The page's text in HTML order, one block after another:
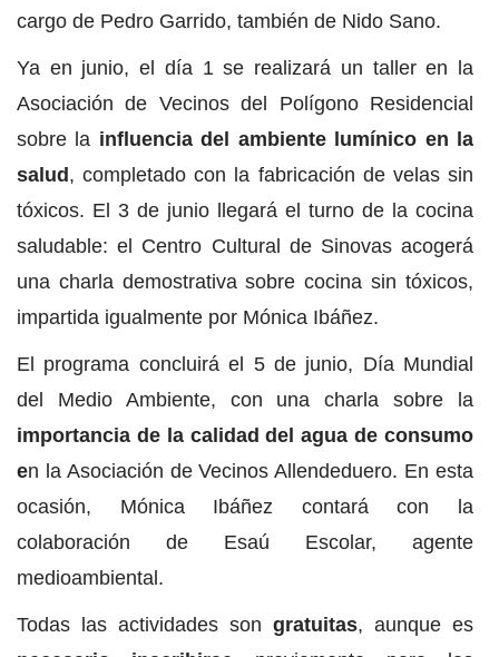
cargo de Pedro Garrido, también de Nido Sano.
Ya en junio, el día 1 se realizará un taller en la
Asociación de Vecinos del Polígono Residencial
sobre la influencia del ambiente lumínico en la
salud , completado con la fabricación de velas sin
tóxicos. El 3 de junio llegará el turno de la cocina
saludable: el Centro Cultural de Sinovas acogerá
una charla demostrativa sobre cocina sin tóxicos,
impartida igualmente por Mónica Ibáñez.
El programa concluirá el 5 de junio, Día Mundial
del Medio Ambiente, con una charla sobre la
importancia de la calidad del agua de consumo
en la Asociación de Vecinos Allendeduero. En esta
ocasión, Mónica Ibáñez contará con la
colaboración de Esaú Escolar, agente
medioambiental.
Todas las actividades son gratuitas, aunque es